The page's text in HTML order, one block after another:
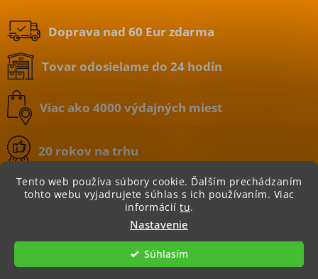
Tento web používa súbory cookie. Ďalším prechádzaním
tohto webu vyjadrujete súhlas s ich používaním. Viac
informácií tu.
Nastavenie
Súhlasím
Doprava nad 60 Eur zdarma
Tovar odosielame do 24 hodín
Viac ako 4000 výdajných miest
20 rokov na trhu
Vytvoril Shoptet |Nakódoval eshopGuru
BATERIE.sk | internetový obchod
Všetky práva vyhradené.